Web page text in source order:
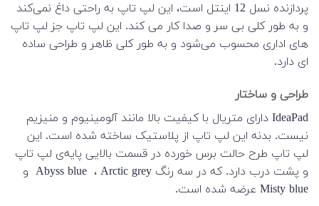
پردازنده نسل 12 اینتل است، این لپ تاپ به راحتی داغ نمی‌کند
و به طور کلی بی سر و صدا کار می کند. این لپ تاپ جز لپ تاپ
های اداری محسوب می‌شود و به طور کلی ظاهر و طراحی ساده
ای دارد.
طراحی و ساختار
IdeaPad دارای متریال با کیفیت بالا مانند آلومینیوم و منیزیم
نیست. بدنه این لپ تاپ از پلاستیک ساخته شده است. این
لپ تاپ طرح حالت برس خورده در قسمت بالایی پایه‌ی لپ تاپ
و پشت درب دارد. که در سه رنگ Abyss blue ، Arctic grey و
Misty blue عرضه شده است.